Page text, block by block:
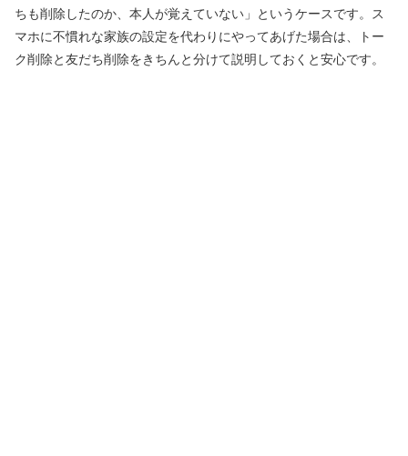
ちも削除したのか、本人が覚えていない」というケースです。ス
マホに不慣れな家族の設定を代わりにやってあげた場合は、トー
ク削除と友だち削除をきちんと分けて説明しておくと安心です。